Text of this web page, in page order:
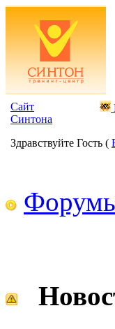
Сайт
Синтона
Здравствуйте Гость (